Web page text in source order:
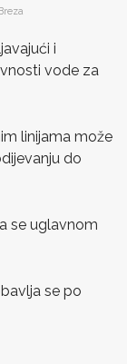
i
vode za
linijama može
do
se uglavnom
se po